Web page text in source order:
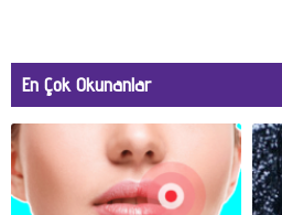
En Çok Okunanlar